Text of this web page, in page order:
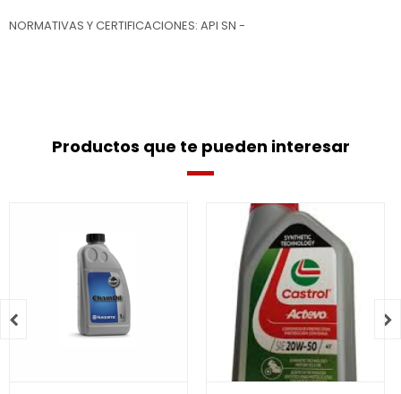
NORMATIVAS Y CERTIFICACIONES: API SN -
Productos que te pueden interesar
 